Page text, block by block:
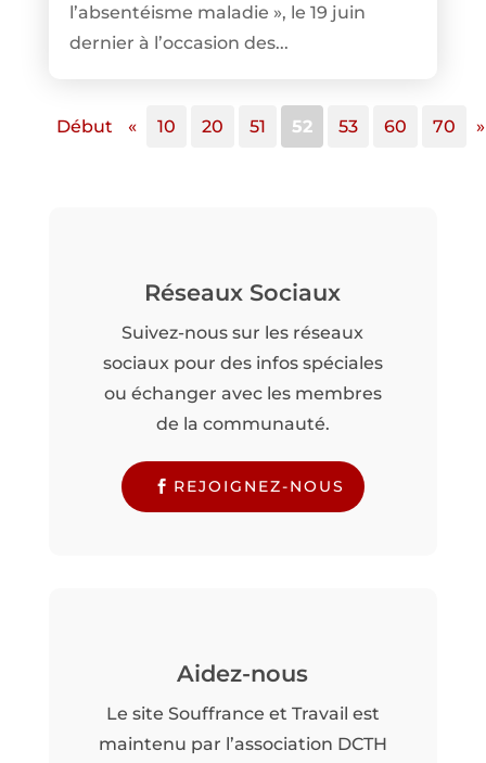
l’absentéisme maladie », le 19 juin
dernier à l’occasion des...
Début « 10 20 51 52 53 60 70 »
Réseaux Sociaux
Suivez-nous sur les réseaux
sociaux pour des infos spéciales
ou échanger avec les membres
de la communauté.
REJOIGNEZ-NOUS
Aidez-nous
Le site Souffrance et Travail est
maintenu par l’association DCTH